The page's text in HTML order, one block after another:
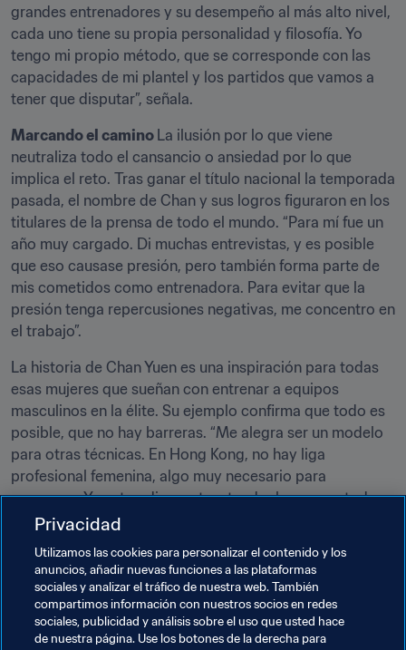
grandes entrenadores y su desempeño al más alto nivel,
cada uno tiene su propia personalidad y filosofía. Yo
tengo mi propio método, que se corresponde con las
capacidades de mi plantel y los partidos que vamos a
tener que disputar”, señala.
Marcando el camino La ilusión por lo que viene
neutraliza todo el cansancio o ansiedad por lo que
implica el reto. Tras ganar el título nacional la temporada
pasada, el nombre de Chan y sus logros figuraron en los
titulares de la prensa de todo el mundo. “Para mí fue un
año muy cargado. Di muchas entrevistas, y es posible
que eso causase presión, pero también forma parte de
mis cometidos como entrenadora. Para evitar que la
presión tenga repercusiones negativas, me concentro en
el trabajo”.
La historia de Chan Yuen es una inspiración para todas
esas mujeres que sueñan con entrenar a equipos
masculinos en la élite. Su ejemplo confirma que todo es
posible, que no hay barreras. “Me alegra ser un modelo
para otras técnicas. En Hong Kong, no hay liga
profesional femenina, algo muy necesario para
progresar. Yo estoy dispuesta a tender la mano a todas
las que quieran dedicarse a trabajar en los banquillos”.
Todas las miradas estarán puestas en Chan Yuen y en el
Eastern durante las seis jornadas de la fase de grupos de
la Liga de Campeones de 2017. Y sean cuales sean los
resultados sobre el campo, esta entrenadora ya se ha
adjudicado su propia victoria, por el hecho de estar ahí.
Privacidad
Utilizamos las cookies para personalizar el contenido y los
anuncios, añadir nuevas funciones a las plataformas
sociales y analizar el tráfico de nuestra web. También
compartimos información con nuestros socios en redes
sociales, publicidad y análisis sobre el uso que usted hace
de nuestra página. Use los botones de la derecha para